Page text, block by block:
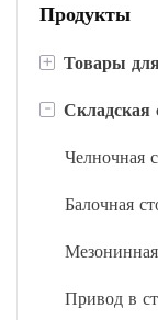
Продукты
+ Товары
Полки для
Кассы
Корзины
Тележки
Стеллаж
- Складская
Челночная
Балочная
Привод в